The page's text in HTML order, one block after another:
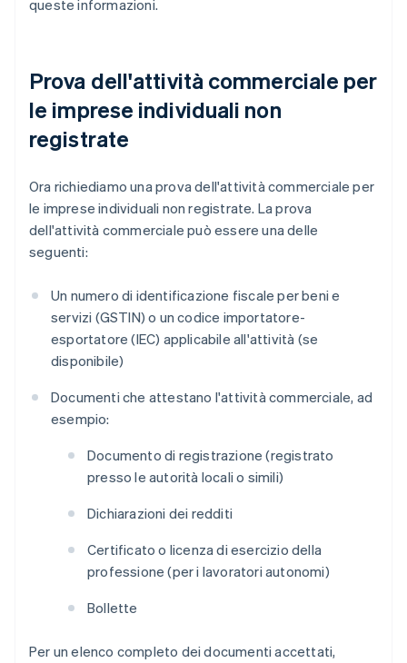
queste informazioni.
Prova dell'attività commerciale per
le imprese individuali non
registrate
Ora richiediamo una prova dell'attività commerciale per
le imprese individuali non registrate. La prova
dell'attività commerciale può essere una delle
seguenti:
Un numero di identificazione fiscale per beni e
servizi (GSTIN) o un codice importatore-
esportatore (IEC) applicabile all'attività (se
disponibile)
Documenti che attestano l'attività commerciale, ad
esempio:
Documento di registrazione (registrato
presso le autorità locali o simili)
Dichiarazioni dei redditi
Certificato o licenza di esercizio della
professione (per i lavoratori autonomi)
Bollette
Per un elenco completo dei documenti accettati,